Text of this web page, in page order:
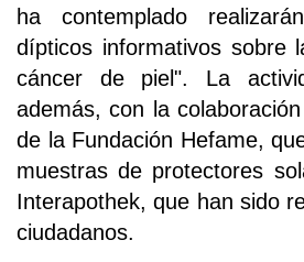
ha contemplado
dípticos informativos sobre
cáncer de piel". La
además, con la
de la Fundación Hefame,
muestras de protectores
Interapothek, que han sido
ciudadanos.